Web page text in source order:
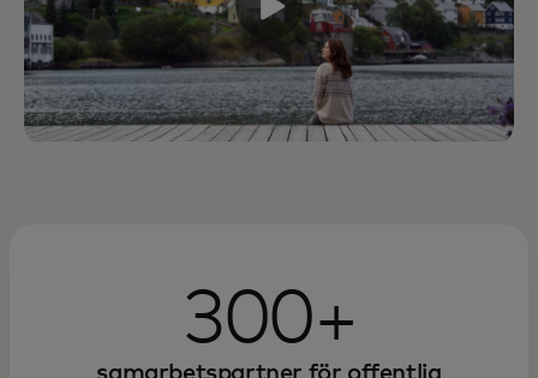
300+
samarbetspartner för offentlig